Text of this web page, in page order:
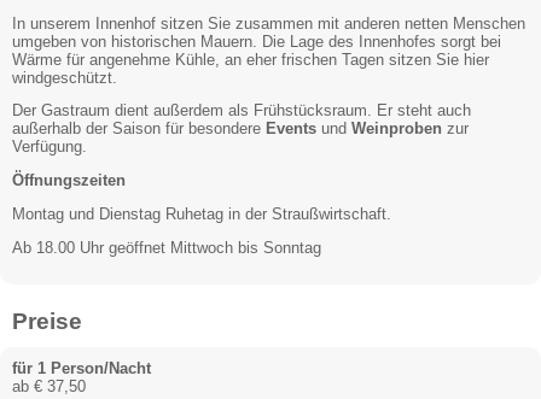
In unserem Innenhof sitzen Sie zusammen mit anderen netten Menschen
umgeben von historischen Mauern. Die Lage des Innenhofes sorgt bei
Wärme für angenehme Kühle, an eher frischen Tagen sitzen Sie hier
windgeschützt.
Der Gastraum dient außerdem als Frühstücksraum. Er steht auch
außerhalb der Saison für besondere Events und Weinproben zur
Verfügung.
Öffnungszeiten
Montag und Dienstag Ruhetag in der Straußwirtschaft.
Ab 18.00 Uhr geöffnet Mittwoch bis Sonntag
Preise
für 1 Person/Nacht
ab € 37,50